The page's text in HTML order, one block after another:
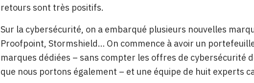
retours sont très positifs.
Sur la cybersécurité, on a embarqué plusieurs nouvelles
Proofpoint, Stormshield… On commence à avoir un
marques dédiées – sans compter les offres de cybersécurité
que nous portons également – et une équipe de huit experts